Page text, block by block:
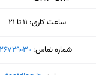
ساعت کاری: ۱۱ تا ۲۱
یکشنبه (امروز)
شماره تماس: